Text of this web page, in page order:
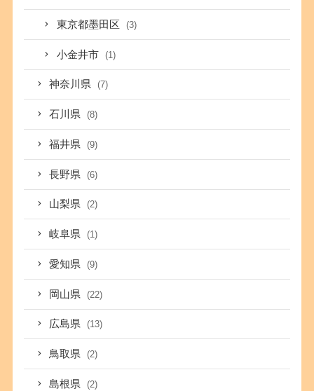
東京都墨田区 (3)
小金井市 (1)
神奈川県 (7)
石川県 (8)
福井県 (9)
長野県 (6)
山梨県 (2)
岐阜県 (1)
愛知県 (9)
岡山県 (22)
広島県 (13)
鳥取県 (2)
島根県 (2)